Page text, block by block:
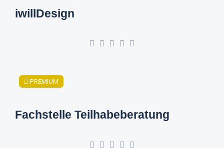
iwillDesign
PREMIUM
Fachstelle Teilhabeberatung